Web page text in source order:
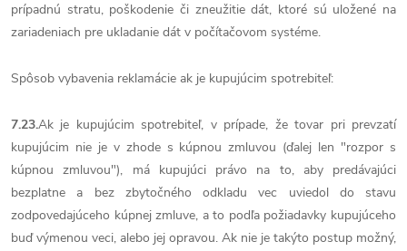
prípadnú stratu, poškodenie či zneužitie dát, ktoré sú uložené na
zariadeniach pre ukladanie dát v počítačovom systéme.
Spôsob vybavenia reklamácie ak je kupujúcim spotrebiteľ:
7.23.Ak je kupujúcim spotrebiteľ, v prípade, že tovar pri prevzatí
kupujúcim nie je v zhode s kúpnou zmluvou (ďalej len "rozpor s
kúpnou zmluvou"), má kupujúci právo na to, aby predávajúci
bezplatne a bez zbytočného odkladu vec uviedol do stavu
zodpovedajúceho kúpnej zmluve, a to podľa požiadavky kupujúceho
buď výmenou veci, alebo jej opravou. Ak nie je takýto postup možný,